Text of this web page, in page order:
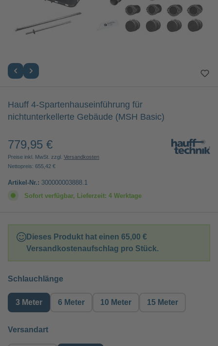
Hauff 4-Spartenhauseinführung für
nichtunterkellerte Gebäude (MSH Basic)
Regulärer Preis:
779,95 €
Preise inkl. MwSt. zzgl. Versandkosten
Nettopreis: 655,42 €
Artikel-Nr.: 300000003888.1
Sofort verfügbar, Lieferzeit: 4 Werktage
Dieses Produkt hat einen 65,00 €
Versandkostenaufschlag pro Stück.
Schlauchlänge
3 Meter 6 Meter 10 Meter 15 Meter
Versandartauswählen